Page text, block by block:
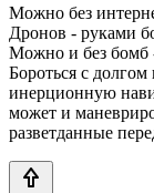
Можно без
Дронов - руками
Можно и без бомб
Бороться с
инерционную
может и
разветданные